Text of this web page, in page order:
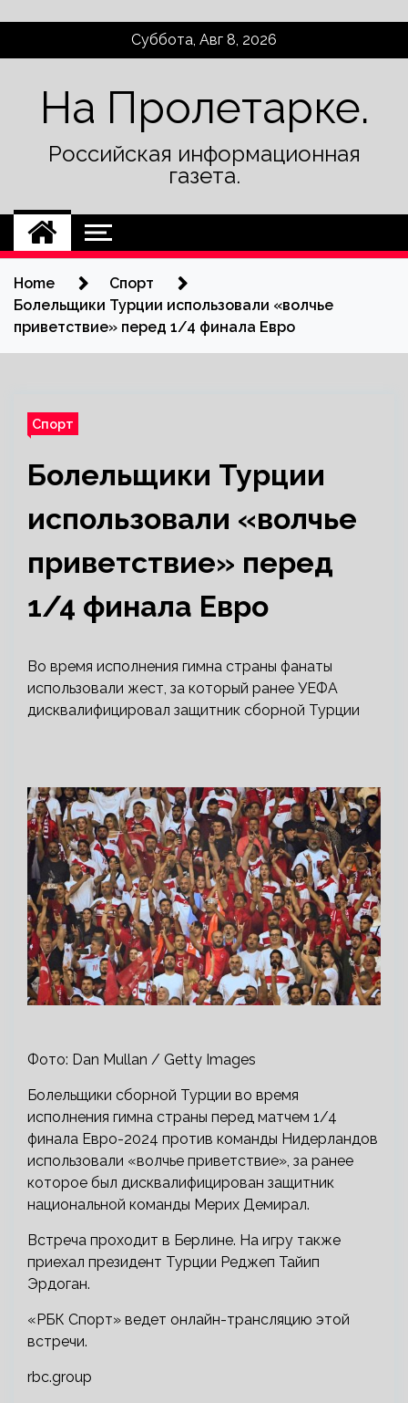
Суббота, Авг 8, 2026
На Пролетарке.
Российская информационная
газета.
Home
Спорт
Болельщики Турции использовали «волчье
приветствие» перед 1/4 финала Евро
Спорт
Болельщики Турции
использовали «волчье
приветствие» перед
1/4 финала Евро
Во время исполнения гимна страны фанаты
использовали жест, за который ранее УЕФА
дисквалифицировал защитник сборной Турции
Фото: Dan Mullan / Getty Images
Болельщики сборной Турции во время
исполнения гимна страны перед матчем 1/4
финала Евро-2024 против команды Нидерландов
использовали «волчье приветствие», за ранее
которое был дисквалифицирован защитник
национальной команды Мерих Демирал.
Встреча проходит в Берлине. На игру также
приехал президент Турции Реджеп Тайип
Эрдоган.
«РБК Спорт» ведет онлайн-трансляцию этой
встречи.
rbc.group